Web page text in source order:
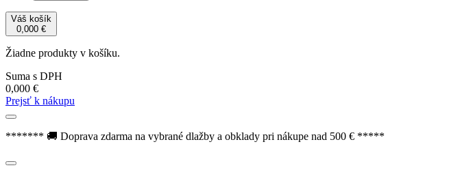
Váš košík
0,000 €
Žiadne produkty v košíku.
Suma s DPH
0,000 €
Prejsť k nákupu
******* 🚚 Doprava zdarma na vybrané dlažby a obklady pri nákupe nad 500 € *****